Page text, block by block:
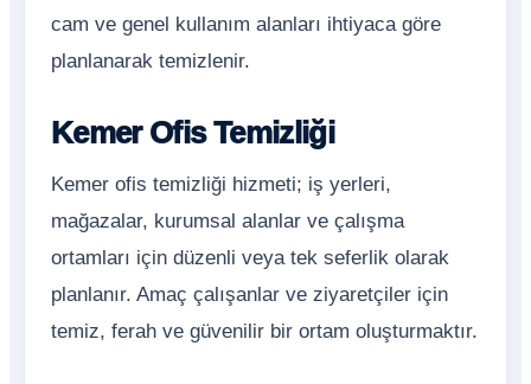
cam ve genel kullanım alanları ihtiyaca göre
planlanarak temizlenir.
Kemer Ofis Temizliği
Kemer ofis temizliği hizmeti; iş yerleri,
mağazalar, kurumsal alanlar ve çalışma
ortamları için düzenli veya tek seferlik olarak
planlanır. Amaç çalışanlar ve ziyaretçiler için
temiz, ferah ve güvenilir bir ortam oluşturmaktır.